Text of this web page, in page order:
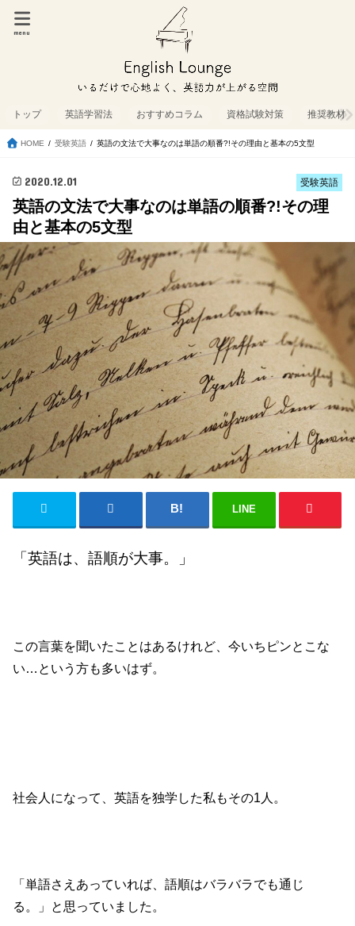
menu
トップ 英語学習法 おすすめコラム 資格試験対策 推奨教材
HOME 受験英語 英語の文法で大事なのは単語の順番?!その理由と基本の5文型
受験英語
2020.12.01
英語の文法で大事なのは単語の順番?!その理
由と基本の5文型
LINE
「英語は、語順が大事。」
この言葉を聞いたことはあるけれど、今いちピンとこな
い…という方も多いはず。
社会人になって、英語を独学した私もその1人。
「単語さえあっていれば、語順はバラバラでも通じ
る。」と思っていました。